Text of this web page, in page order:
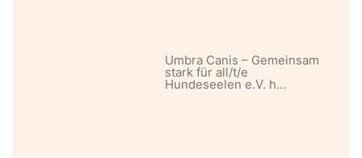
Umbra Canis – Gemeinsam
stark für all/t/e
Hundeseelen e.V. h…